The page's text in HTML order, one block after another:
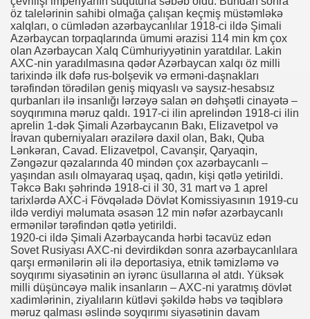
öz talelərinin sahibi olmağa çalışan keçmiş müstəmləkə
xalqları, o cümlədən azərbaycanlılar 1918-ci ildə Şimali
Azərbaycan torpaqlarında ümumi ərazisi 114 min km çox
olan Azərbaycan Xalq Cümhuriyyətinin yaratdılar. Lakin
AXC-nin yaradılmasına qədər Azərbaycan xalqı öz milli
tarixində ilk dəfə rus-bolşevik və erməni-daşnakları
tərəfindən törədilən geniş miqyaslı və saysız-hesabsız
qurbanları ilə insanlığı lərzəyə salan ən dəhşətli cinayətə –
soyqırımına məruz qaldı. 1917-ci ilin aprelindən 1918-ci ilin
aprelin 1-dək Şimali Azərbaycanın Bakı, Elizavetpol və
İrəvan quberniyaları ərazilərə daxil olan, Bakı, Quba
Lənkəran, Cavad. Elizavetpol, Cavanşir, Qaryaqin,
Zəngəzur qəzalarında 40 mindən çox azərbaycanlı –
yaşından asılı olmayaraq uşaq, qadın, kişi qətlə yetirildi.
Təkcə Bakı şəhrində 1918-ci il 30, 31 mart və 1 aprel
tarixlərdə AXC-i Fövqəladə Dövlət Komissiyasının 1919-cu
ildə verdiyi məlumata əsasən 12 min nəfər azərbaycanlı
ermənilər tərəfindən qətlə yetirildi.
1920-ci ildə Şimali Azərbaycanda hərbi təcavüz edən
Sovet Rusiyası AXC-ni devirdikdən sonra azərbaycanlılara
qarşı ermənilərin əli ilə deportasiya, etnik təmizləmə və
soyqırımı siyasətinin ən iyrənc üsullarına əl atdı. Yüksək
milli düşüncəyə malik insanların – AXC-ni yaratmış dövlət
xadimlərinin, ziyalıların kütləvi şəkildə həbs və təqiblərə
məruz qalması əslində soyqırımı siyasətinin davam